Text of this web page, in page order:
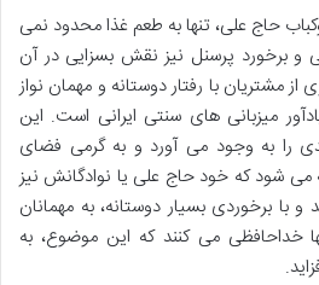
حاج علی، تنها به طعم غذا محدود نمی
برخورد پرسنل نیز نقش بسزایی در آن
از مشتریان با رفتار دوستانه و مهمان نواز
میزبانی های سنتی ایرانی است. این
را به وجود می آورد و به گرمی فضای
می شود که خود حاج علی یا نوادگانش نیز
با برخوردی بسیار دوستانه، به مهمانان
خداحافظی می کنند که این موضوع، به